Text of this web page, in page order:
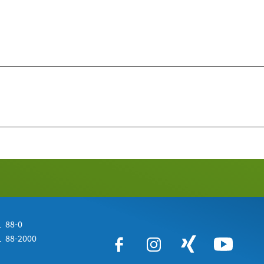
88-0
88-2000